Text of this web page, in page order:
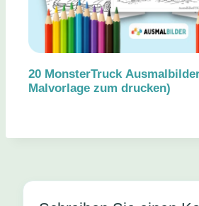
20 MonsterTruck
Malvorlage zum drucken)